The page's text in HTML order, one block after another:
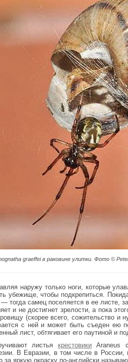
graeffei в раковине улитки. Фото ©
наружу только ноги, которые
убежище, чтобы подкрепиться.
тогда самец поселяется в ее листе,
и не достигнет зрелости, а пока
(скорее всего, сожительство и
с ней и может быть съеден ею
лист, обтягивает его паутиной и
листья крестовикиAraneus
В Евразии, в том числе в России,
за яркую окраску по-английски